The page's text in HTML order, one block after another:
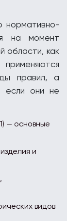
нормативно-
на момент
области, как
правил, а
если они не
— основные
и
видов